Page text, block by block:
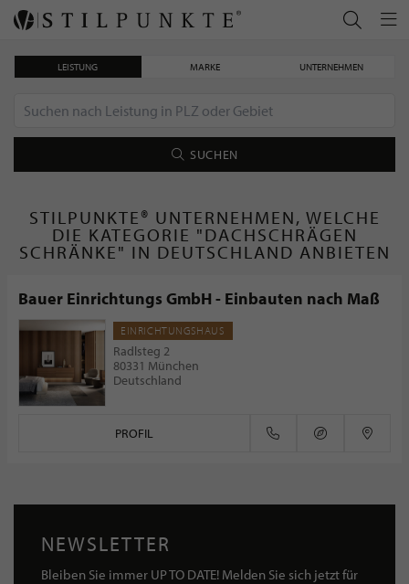
LEISTUNG MARKE UNTERNEHMEN
SUCHEN
STILPUNKTE® UNTERNEHMEN, WELCHE
DIE KATEGORIE "DACHSCHRÄGEN
SCHRÄNKE" IN DEUTSCHLAND ANBIETEN
Bauer Einrichtungs GmbH - Einbauten nach Maß
EINRICHTUNGSHAUS
Radlsteg 2
80331 München
Deutschland
PROFIL
NEWSLETTER
Bleiben Sie immer UP TO DATE! Melden Sie sich jetzt für